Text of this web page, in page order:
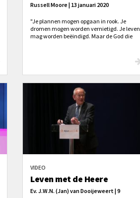
Russell Moore | 13 januari 2020
"Je plannen mogen opgaan in rook. Je
dromen mogen worden vernietigd. Je leven
mag worden beëindigd. Maar de God die
VIDEO
Leven met de Heere
Ev. J.W.N. (Jan) van Dooijeweert | 9